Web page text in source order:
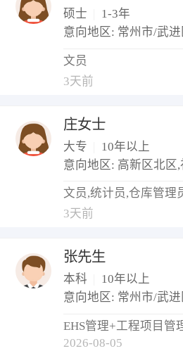
硕士
1-3年
意向地区: 常州市/武进
文员
3天前
庄女士
大专
10年以上
意向地区: 高新区北区,
文员,统计员,仓库管理
3天前
张先生
本科
10年以上
意向地区: 常州市/武进
2026-08-05